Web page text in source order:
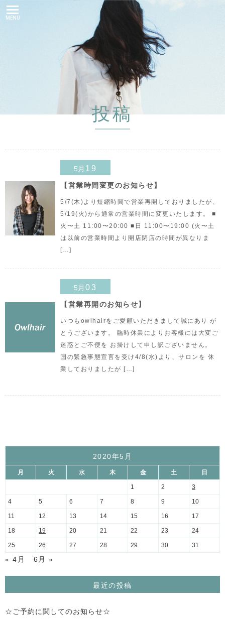
MENU
投稿
5月 19
【営業時間変更のお知らせ】
5/7(木)より短縮時間で営業再開しておりましたが、
5/19(火)から通常の営業時間に変更いたします。 ■
火〜土 11:00〜20:00 ■日 11:00〜19:00 (火〜土
は以前の営業時間より開店閉店の時間が異なりま
[…]
5月 03
【営業再開のお知らせ】
いつもowlhairをご愛顧いただきまして誠にあり が
とうございます。 臨時休業によりお客様には大変ご
迷惑とご不便を お掛けして申し訳ございません。
国の緊急事態宣言を受け4/8(水)より、サロンを 休
業しておりましたが […]
2020年5月
月 火 水 木 金 土 日
1 2 3
4 5 6 7 8 9 10
11 12 13 14 15 16 17
18 19 20 21 22 23 24
25 26 27 28 29 30 31
« 4月 6月 »
最近の投稿
☆ご予約に関してのお知らせ☆